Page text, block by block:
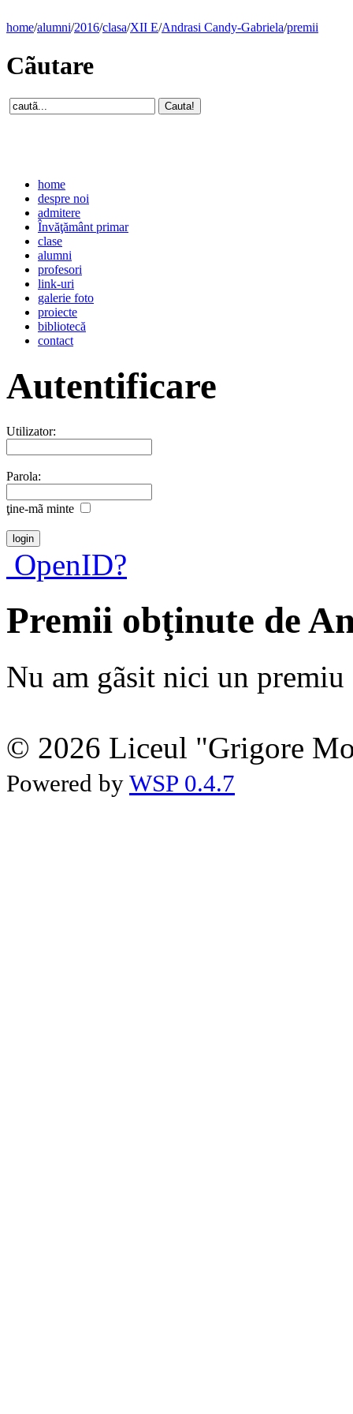
home/alumni/2016/clasa/XII E/Andrasi Candy-Gabriela/premii
Cãutare
home
despre noi
admitere
Învăţământ primar
clase
alumni
profesori
link-uri
galerie foto
proiecte
bibliotecă
contact
Autentificare
Utilizator:
Parola:
ţine-mã minte
OpenID?
Premii obţinute de
Nu am gãsit nici un premiu
© 2026 Liceul "Grigore
Powered by WSP 0.4.7